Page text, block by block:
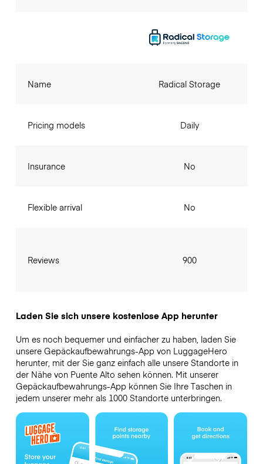
Name
Pricing models
Insurance
Flexible arrival
Reviews
Radical Storage
Daily
No
No
900
Laden Sie sich unsere kostenlose App herunter
Um es noch bequemer und einfacher zu haben, laden Sie
unsere Gepäckaufbewahrungs-App von LuggageHero
herunter, mit der Sie ganz einfach alle unsere Standorte in
der Nähe von Puente Alto sehen können. Mit unserer
Gepäckaufbewahrungs-App können Sie Ihre Taschen in
jedem unserer mehr als 1000 Standorte unterbringen.